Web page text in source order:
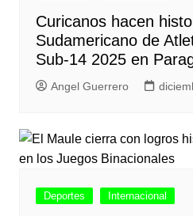
Curicanos hacen
Sudamericano de
Sub-14 2025 en
Angel Guerrero
Deportes Internacional